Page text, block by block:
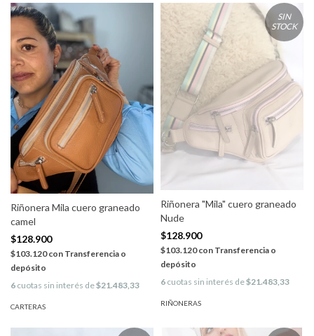
Riñonera Mila cuero graneado
camel
$128.900
$103.120con Transferencia o
depósito
6 cuotas sin interés de$21.483,33
CARTERAS
SIN
STOCK
Riñonera "Mila" cuero graneado
Nude
$128.900
$103.120con Transferencia o
depósito
6 cuotas sin interés de$21.483,33
RIÑONERAS